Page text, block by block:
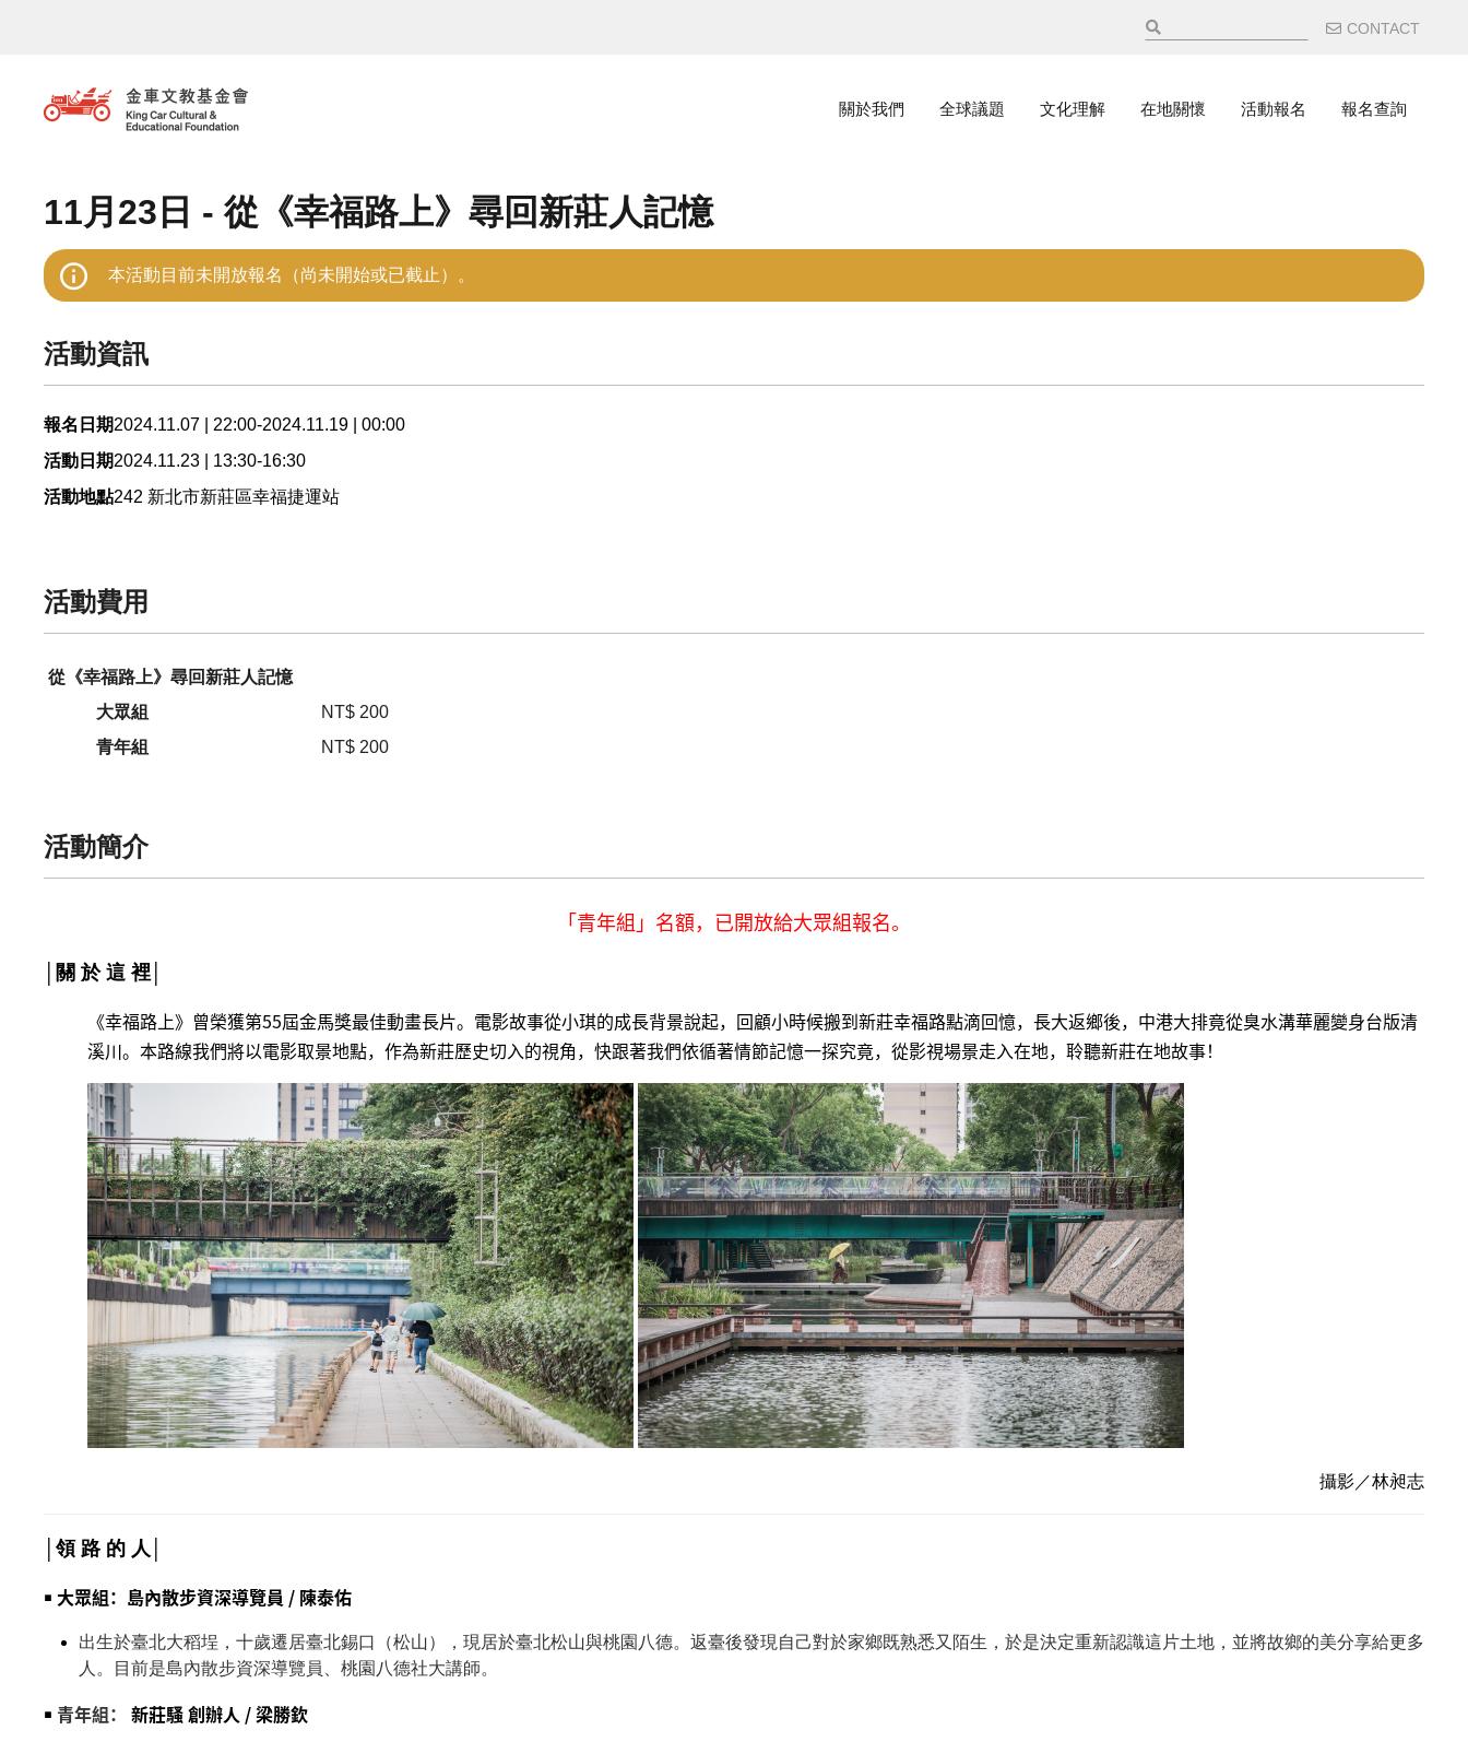
輔助選
CONTACT
主選單
關於我們 全球議題 文化理解 在地關懷 活動報名 報名查詢
11月23日 - 從《幸福路上》尋回新莊人記憶
本活動目前未開放報名（尚未開始或已截止）。
活動資訊
報名日期2024.11.07 | 22:00-2024.11.19 | 00:00
活動日期2024.11.23 | 13:30-16:30
活動地點242 新北市新莊區幸福捷運站
活動費用
從《幸福路上》尋回新莊人記憶
大眾組
NT$ 200
青年組
NT$ 200
活動簡介
「青年組」名額，已開放給大眾組報名。
│關 於 這 裡│
《幸福路上》曾榮獲第55屆金馬獎最佳動畫長片。電影故事從小琪的成長背景說起，回顧小時候搬到新莊幸福路點滴回憶，長大返鄉後，中港大排竟從臭水溝華麗變身台版清
溪川。 本路線我們將以電影取景地點，作為新莊歷史切入的視角，快跟著我們依循著情節記憶一探究竟，從影視場景走入在地，聆聽新莊在地故事！
攝影／林昶志
│領 路 的 人│
￭ 大眾組： 島內散步資深導覽員 / 陳泰佑
出生於臺北大稻埕，十歲遷居臺北錫口（松山），現居於臺北松山與桃園八德。返臺後發現自己對於家鄉既熟悉又陌生，於是決定重新認識這片土地，並將故鄉的美分享給更多
人。目前是島內散步資深導覽員、桃園八德社大講師。
￭ 青年組： 新莊騷 創辦人 /梁勝欽